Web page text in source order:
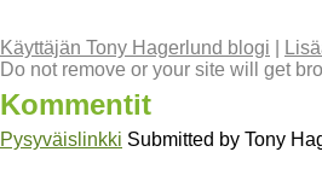
Käyttäjän Tony Hagerlund blogi
Do not remove or your site will get
Kommentit
Pysyväislinkki Submitted by Tony